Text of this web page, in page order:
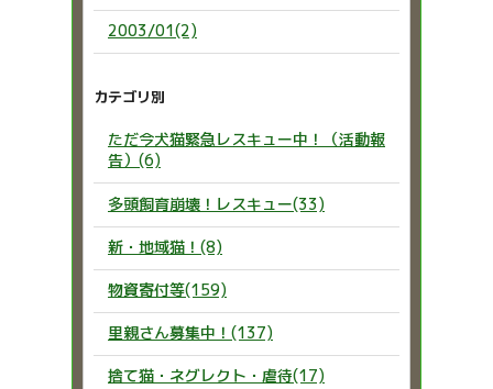
2003/01(2)
カテゴリ別
ただ今犬猫緊急レスキュー中！（活動報
告）(6)
多頭飼育崩壊！レスキュー(33)
新・地域猫！(8)
物資寄付等(159)
里親さん募集中！(137)
捨て猫・ネグレクト・虐待(17)